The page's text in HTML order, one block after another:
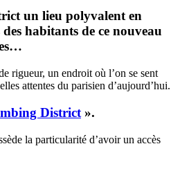
un lieu polyvalent en
des habitants de ce nouveau
rigueur, un endroit où l’on se sent
attentes du parisien d’aujourd’hui.
District ».
la particularité d’avoir un accès